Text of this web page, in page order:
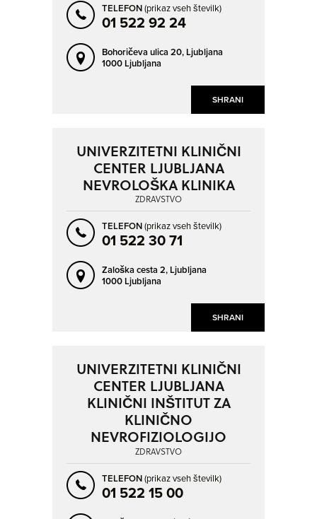
SHRANI
TELEFON(prikaz vseh številk)
01 522 92 24
Bohoričeva ulica 20, Ljubljana
1000 Ljubljana
SHRANI
UNIVERZITETNI KLINIČNI
CENTER LJUBLJANA
NEVROLOŠKA KLINIKA
ZDRAVSTVO
TELEFON(prikaz vseh številk)
01 522 30 71
Zaloška cesta 2, Ljubljana
1000 Ljubljana
UNIVERZITETNI KLINIČNI
CENTER LJUBLJANA
KLINIČNI INŠTITUT ZA
KLINIČNO
NEVROFIZIOLOGIJO
ZDRAVSTVO
TELEFON(prikaz vseh številk)
01 522 15 00